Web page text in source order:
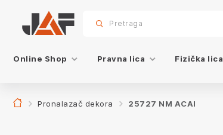
sr.skip-to.main-content
sr.skip-to.table-of-contents
sr.skip-to.main-navigation
Pretraga
Online Shop Pravna lica Fizička lica
Pronalazač dekora 25727 NM ACAI